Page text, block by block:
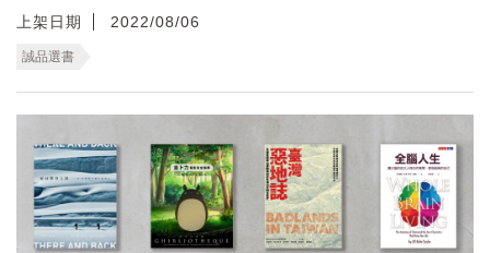
上架日期 2022/08/06
誠品選書